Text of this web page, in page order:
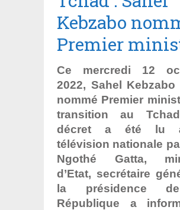
Kebzabo
Premier
Ce mercredi 12
2022, Sahel Kebzabo
nommé Premier
transition au
décret a été lu
télévision nationale
Ngothé Gatta,
d’Etat, secrétaire
la présidence
République a